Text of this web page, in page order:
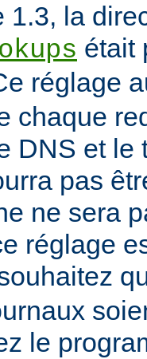
1.3, la
était
réglage
chaque
DNS et le
pas
ne sera
réglage
le